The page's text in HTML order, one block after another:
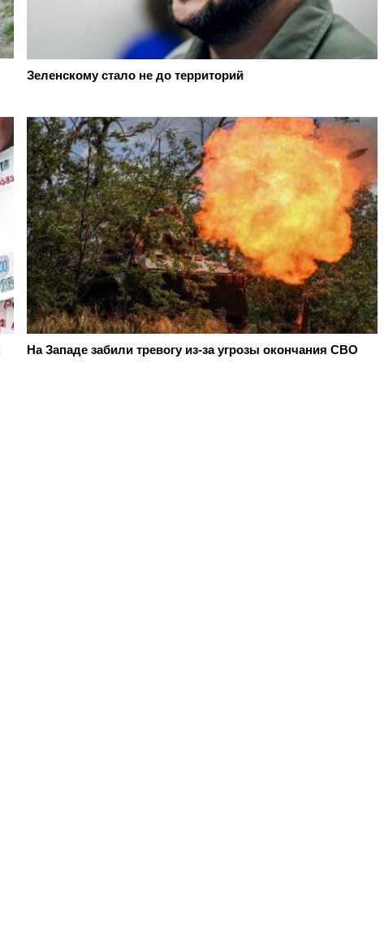
Зеленскому стало не до территорий
На Западе забили тревогу из-за угрозы окончания СВО